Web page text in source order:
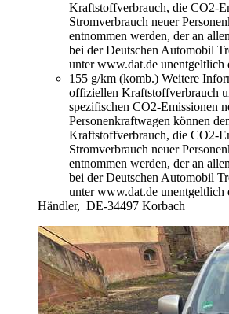
Kraftstoffverbrauch, die CO2-
Stromverbrauch neuer
entnommen werden, der an
bei der Deutschen Automobil
unter www.dat.de unentgeltlich
155 g/km (komb.) Weitere
offiziellen Kraftstoffverbrauch
spezifischen CO2-Emissionen
Personenkraftwagen können
Kraftstoffverbrauch, die CO2-
Stromverbrauch neuer
entnommen werden, der an
bei der Deutschen Automobil
unter www.dat.de unentgeltlich
Händler, DE-34497 Korbach